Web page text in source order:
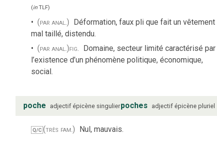
(inTLF)
(par anal.) Déformation, faux pli que fait un vêtement
mal taillé, distendu.
(par anal.)fig. Domaine, secteur limité caractérisé par
l’existence d’un phénomène politique, économique,
social.
poche adjectif épicène singulierpoches adjectif épicène pluriel
Q/C (très fam.) Nul, mauvais.